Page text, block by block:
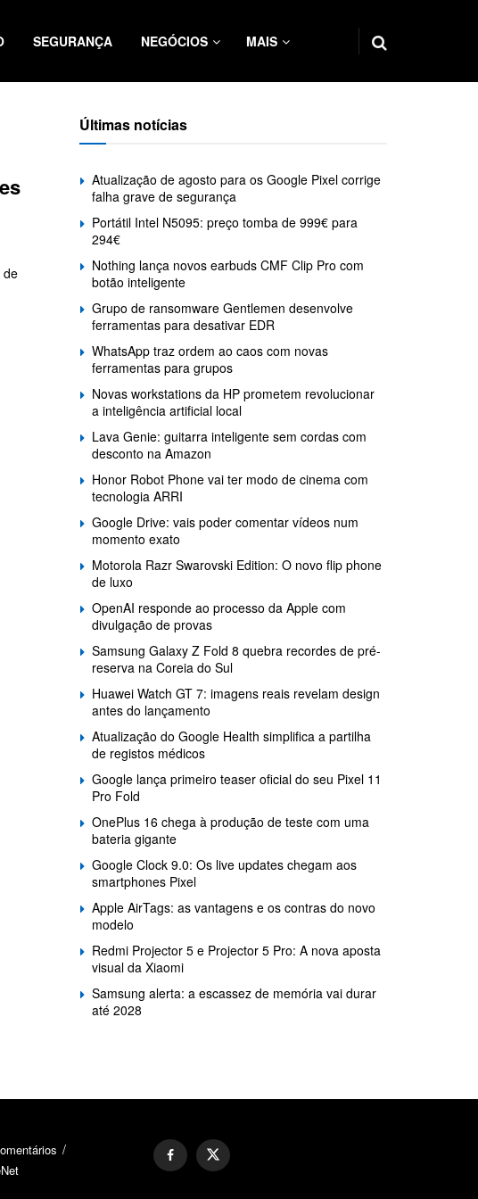
SEGURANÇA NEGÓCIOS MAIS
de
Últimas notícias
Atualização de agosto para os Google Pixel corrige
falha grave de segurança
Portátil Intel N5095: preço tomba de 999€ para
294€
Nothing lança novos earbuds CMF Clip Pro com
botão inteligente
Grupo de ransomware Gentlemen desenvolve
ferramentas para desativar EDR
WhatsApp traz ordem ao caos com novas
ferramentas para grupos
Novas workstations da HP prometem revolucionar
a inteligência artificial local
Lava Genie: guitarra inteligente sem cordas com
desconto na Amazon
Honor Robot Phone vai ter modo de cinema com
tecnologia ARRI
Google Drive: vais poder comentar vídeos num
momento exato
Motorola Razr Swarovski Edition: O novo flip phone
de luxo
OpenAI responde ao processo da Apple com
divulgação de provas
Samsung Galaxy Z Fold 8 quebra recordes de pré-
reserva na Coreia do Sul
Huawei Watch GT 7: imagens reais revelam design
antes do lançamento
Atualização do Google Health simplifica a partilha
de registos médicos
Google lança primeiro teaser oficial do seu Pixel 11
Pro Fold
OnePlus 16 chega à produção de teste com uma
bateria gigante
Google Clock 9.0: Os live updates chegam aos
smartphones Pixel
Apple AirTags: as vantagens e os contras do novo
modelo
Redmi Projector 5 e Projector 5 Pro: A nova aposta
visual da Xiaomi
Samsung alerta: a escassez de memória vai durar
até 2028